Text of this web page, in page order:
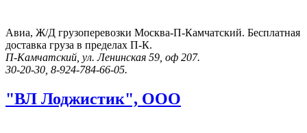
Авиа, Ж/Д грузоперевозки Москва-П-Камчатский. Бесплатная
доставка груза в пределах П-К.
П-Камчатский, ул. Ленинская 59, оф 207.
30-20-30, 8-924-784-66-05.
"ВЛ Лоджистик", ООО